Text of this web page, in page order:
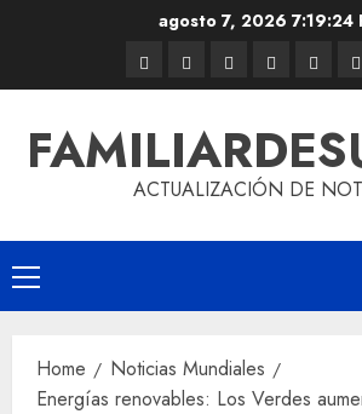
agosto 7, 2026 7:19:25
ACTUALIZACIÓN DE
Home
Noticias Mundiales
Energías renovables: Los Verdes